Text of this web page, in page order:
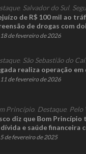
, Salvador do Sul,
de R$ 100 mil ao
de drogas com
do Sul
18 de fevereiro de 2026
, São Sebastião do Caí,
realiza operação em
11 de fevereiro de 2026
Princípio Destaque, Pelo
diz que Bom Princípio
e saúde financeira
5 de fevereiro de 2025